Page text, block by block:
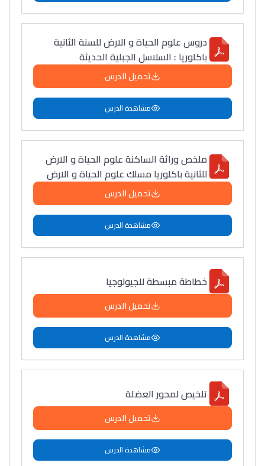
دروس علوم الحياة و الارض للسنة الثانية
باكلوريا : السلاسل الجبلية الحديثة
تحميل الدرس
مشاهدة الدرس
ملخص وراثة الساكنة علوم الحياة و الارض
للثانية باكلوريا مسلك علوم الحياة و الارض
تحميل الدرس
مشاهدة الدرس
خطاطة مبسطة للجيولوجيا
تحميل الدرس
مشاهدة الدرس
تلخيص لمحور العضلة
تحميل الدرس
مشاهدة الدرس